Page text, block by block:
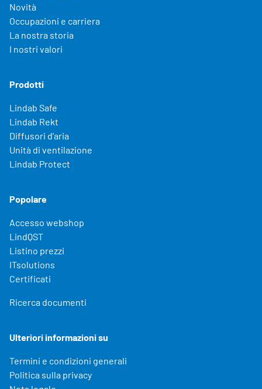
Novità
Occupazioni e carriera
La nostra storia
I nostri valori
Prodotti
Lindab Safe
Lindab Rekt
Diffusori d'aria
Unità di ventilazione
Lindab Protect
Popolare
Accesso webshop
LindQST
Listino prezzi
ITsolutions
Certificati
Ricerca documenti
Ulteriori informazioni su
Termini e condizioni generali
Politica sulla privacy